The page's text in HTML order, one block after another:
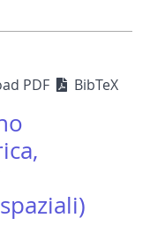
PDF BibTeX